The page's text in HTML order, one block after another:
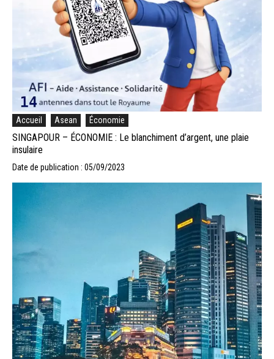
Accueil Asean Économie
SINGAPOUR – ÉCONOMIE : Le blanchiment d’argent, une plaie
insulaire
Date de publication : 05/09/2023